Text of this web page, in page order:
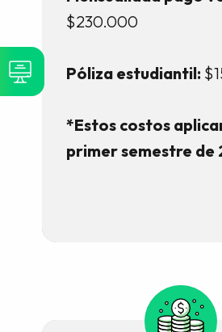
$230.000
Póliza estudiantil:
*Estos costos
primer semestre de